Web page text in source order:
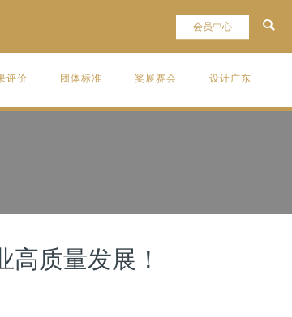
评价 团体标准 奖展赛会 设计广东
质量发展！